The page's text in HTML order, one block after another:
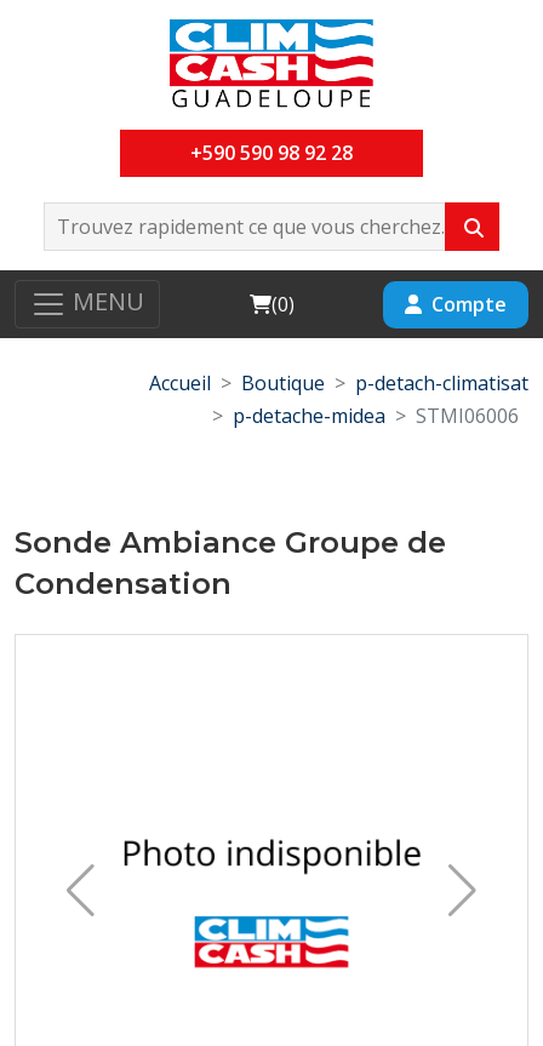
+590 590 98 92 28
MENU Cart
(0) Compte
Accueil Boutique
p-detach-climatisat
p-detache-midea
STMI06006
Sonde Ambiance Groupe de
Condensation